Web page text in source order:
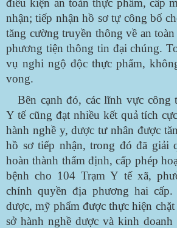
điều kiện an toàn thực phẩm, cấp
nhận; tiếp nhận hồ sơ tự công bố
tăng cường truyền thông về an
phương tiện thông tin đại chúng.
vụ nghi ngộ độc thực phẩm,
vong.
Bên cạnh đó, các lĩnh vực công
Y tế cũng đạt nhiều kết quả tích
hành nghề y, dược tư nhân được
hồ sơ tiếp nhận, trong đó đã giải
hoàn thành thẩm định, cấp phép
bệnh cho 104 Trạm Y tế xã,
chính quyền địa phương hai
dược, mỹ phẩm được thực hiện
sở hành nghề dược và kinh